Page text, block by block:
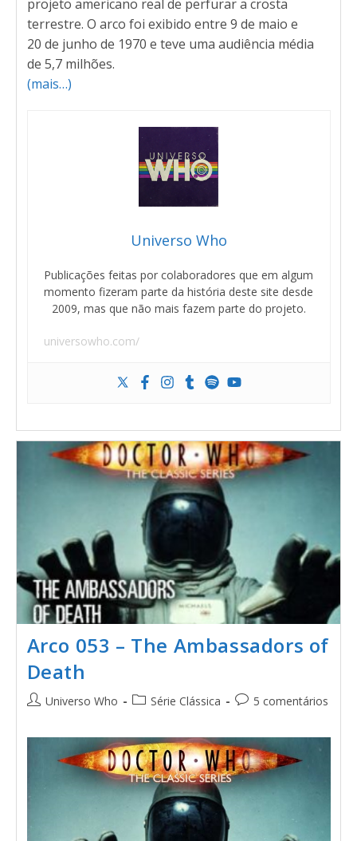
projeto americano real de perfurar a crosta
terrestre. O arco foi exibido entre 9 de maio e
20 de junho de 1970 e teve uma audiência média
de 5,7 milhões.
(mais…)
Universo Who
Publicações feitas por colaboradores que em algum
momento fizeram parte da história deste site desde
2009, mas que não mais fazem parte do projeto.
universowho.com/
Arco 053 – The Ambassadors of
Death
Universo Who Série Clássica 5 comentários